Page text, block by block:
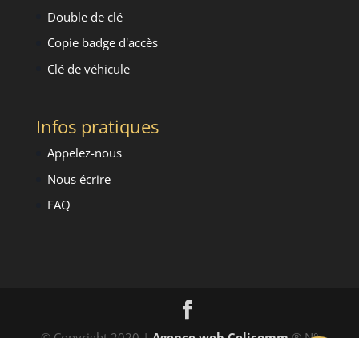
Double de clé
Copie badge d'accès
Clé de véhicule
Infos pratiques
Appelez-nous
Nous écrire
FAQ